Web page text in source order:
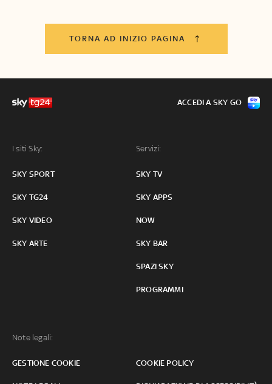
TORNA AD INIZIO PAGINA
I siti Sky:
SKY SPORT
SKY TG24
SKY VIDEO
SKY ARTE
Servizi:
SKY TV
SKY APPS
NOW
SKY BAR
SPAZI SKY
PROGRAMMI
Note legali:
GESTIONE COOKIE COOKIE POLICY
ACCEDI A SKY GO